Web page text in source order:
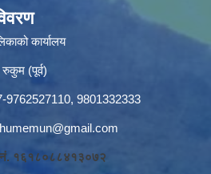
कार्यालय
(पूर्व)
9762527110, 9801332333
नं. १६१८०८८४१३०७२